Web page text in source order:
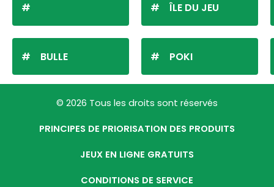
BULLE
ÎLE DU JEU
POKI
© 2026 Tous les droits sont réservés
PRINCIPES DE PRIORISATION DES PRODUITS
JEUX EN LIGNE GRATUITS
CONDITIONS DE SERVICE